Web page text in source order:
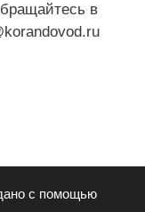
в
с помощью